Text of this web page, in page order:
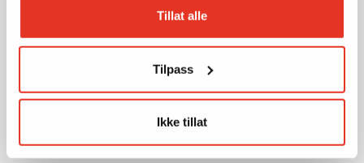
Tillat alle
Tilpass
Ikke tillat